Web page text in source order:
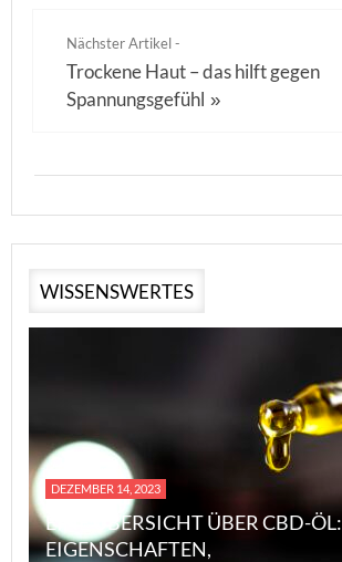
Nächster Artikel -
Trockene Haut – das hilft gegen
Spannungsgefühl »
WISSENSWERTES
DEZEMBER 14, 2023
EINE ÜBERSICHT ÜBER CBD-ÖL:
EIGENSCHAFTEN,